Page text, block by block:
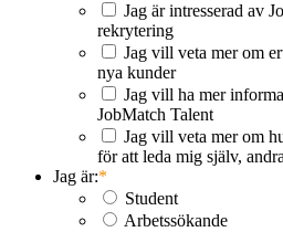
Jag är intresserad av
rekrytering
Jag vill veta mer om
nya kunder
Jag vill ha mer
JobMatch Talent
Jag vill veta mer om
för att leda mig själv,
Jag är:*
Student
Arbetssökande